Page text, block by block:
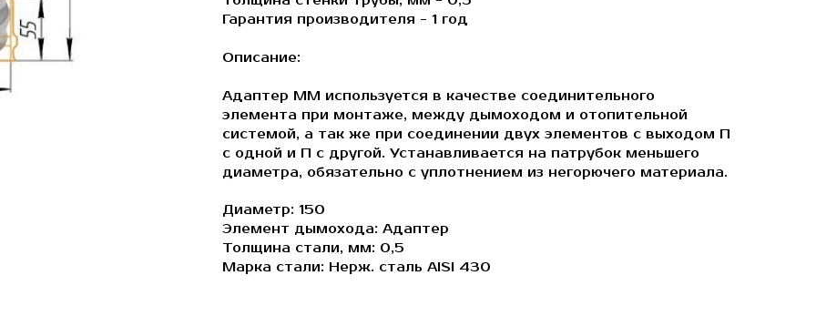
Гарантия производителя - 1 год
Описание:
Адаптер ММ используется в качестве соединительного
элемента при монтаже, между дымоходом и отопительной
системой, а так же при соединении двух элементов с выходом П
с одной и П с другой. Устанавливается на патрубок меньшего
диаметра, обязательно с уплотнением из негорючего материала.
Диаметр: 150
Элемент дымохода: Адаптер
Толщина стали, мм: 0,5
Марка стали: Нерж. сталь AISI 430